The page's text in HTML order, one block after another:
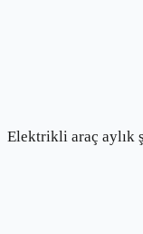
Elektrikli araç aylık